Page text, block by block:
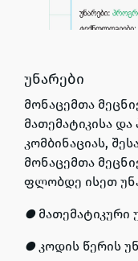
უნარები
მონაცემთა
მათემატიკისა
კომბინაციას,
მონაცემთა
ფლობდე ისეთ
● მათემატიკური
● კოდის წერის